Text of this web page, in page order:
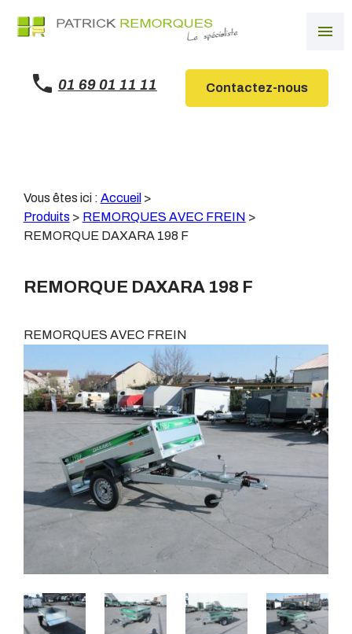
menu
01 69 01 11 11 Contactez-nous
Vous êtes ici : Accueil >
Produits > REMORQUES AVEC FREIN >
REMORQUE DAXARA 198 F
REMORQUE DAXARA 198 F
REMORQUES AVEC FREIN